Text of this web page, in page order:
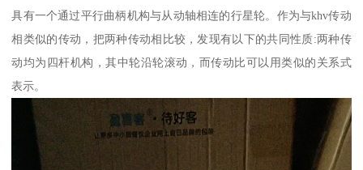
具有一个通过平行曲柄机构与从动轴相连的行星轮。作为与khv传动
相类似的传动，把两种传动相比较，发现有以下的共同性质:两种传
动均为四杆机构，其中轮沿轮滚动，而传动比可以用类似的关系式
表示。